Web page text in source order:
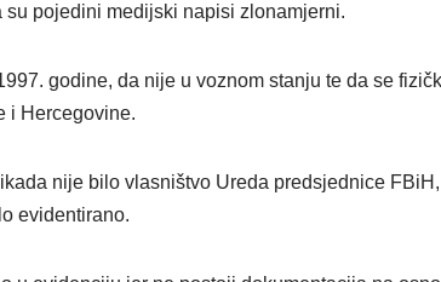
pojedini medijski napisi zlonamjerni.
godine, da nije u voznom stanju te da se
i Hercegovine.
nije bilo vlasništvo Ureda predsjednice
evidentirano.